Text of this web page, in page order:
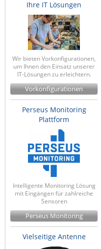
Ihre IT Lösungen
Wir bieten Vorkonfigurationen,
um Ihnen den Einsatz unserer
IT-Lösungen zu erleichtern.
Vorkonfigurationen
Perseus Monitoring
Plattform
Intelligente Monitoring Lösung
mit Eingängen für zahlreiche
Sensoren
Perseus Monitoring
Vielseitige Antenne